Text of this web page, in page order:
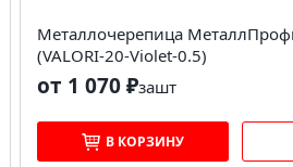
Металлочерепица
(VALORI-20-Violet-0.5)
от 1 070 ₽зашт
В КОРЗИНУ